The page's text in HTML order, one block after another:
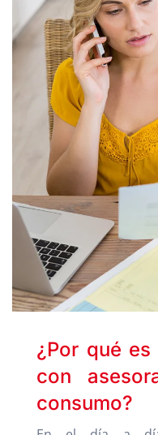
¿Por qué
con
consumo?